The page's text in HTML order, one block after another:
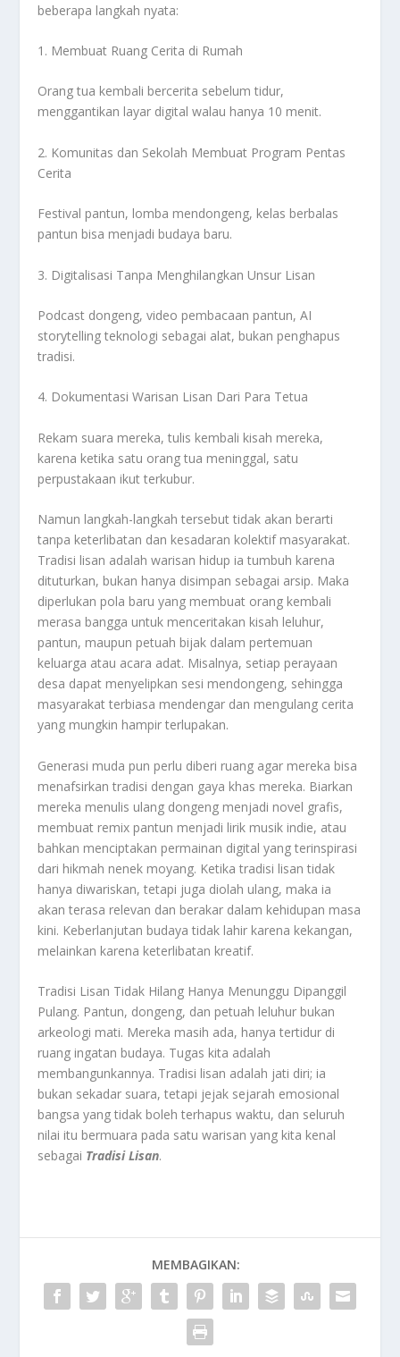
beberapa langkah nyata:
1. Membuat Ruang Cerita di Rumah
Orang tua kembali bercerita sebelum tidur,
menggantikan layar digital walau hanya 10 menit.
2. Komunitas dan Sekolah Membuat Program Pentas
Cerita
Festival pantun, lomba mendongeng, kelas berbalas
pantun bisa menjadi budaya baru.
3. Digitalisasi Tanpa Menghilangkan Unsur Lisan
Podcast dongeng, video pembacaan pantun, AI
storytelling teknologi sebagai alat, bukan penghapus
tradisi.
4. Dokumentasi Warisan Lisan Dari Para Tetua
Rekam suara mereka, tulis kembali kisah mereka,
karena ketika satu orang tua meninggal, satu
perpustakaan ikut terkubur.
Namun langkah-langkah tersebut tidak akan berarti
tanpa keterlibatan dan kesadaran kolektif masyarakat.
Tradisi lisan adalah warisan hidup ia tumbuh karena
dituturkan, bukan hanya disimpan sebagai arsip. Maka
diperlukan pola baru yang membuat orang kembali
merasa bangga untuk menceritakan kisah leluhur,
pantun, maupun petuah bijak dalam pertemuan
keluarga atau acara adat. Misalnya, setiap perayaan
desa dapat menyelipkan sesi mendongeng, sehingga
masyarakat terbiasa mendengar dan mengulang cerita
yang mungkin hampir terlupakan.
Generasi muda pun perlu diberi ruang agar mereka bisa
menafsirkan tradisi dengan gaya khas mereka. Biarkan
mereka menulis ulang dongeng menjadi novel grafis,
membuat remix pantun menjadi lirik musik indie, atau
bahkan menciptakan permainan digital yang terinspirasi
dari hikmah nenek moyang. Ketika tradisi lisan tidak
hanya diwariskan, tetapi juga diolah ulang, maka ia
akan terasa relevan dan berakar dalam kehidupan masa
kini. Keberlanjutan budaya tidak lahir karena kekangan,
melainkan karena keterlibatan kreatif.
Tradisi Lisan Tidak Hilang Hanya Menunggu Dipanggil
Pulang. Pantun, dongeng, dan petuah leluhur bukan
arkeologi mati. Mereka masih ada, hanya tertidur di
ruang ingatan budaya. Tugas kita adalah
membangunkannya. Tradisi lisan adalah jati diri; ia
bukan sekadar suara, tetapi jejak sejarah emosional
bangsa yang tidak boleh terhapus waktu, dan seluruh
nilai itu bermuara pada satu warisan yang kita kenal
sebagai Tradisi Lisan.
MEMBAGIKAN: